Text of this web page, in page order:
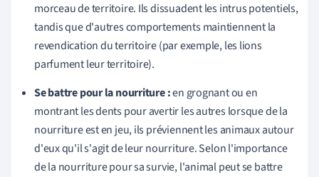
morceau de territoire. Ils dissuadent les intrus potentiels,
tandis que d'autres comportements maintiennent la
revendication du territoire (par exemple, les lions
parfument leur territoire).
Se battre pour la nourriture :en grognant ou en
montrant les dents pour avertir les autres lorsque de la
nourriture est en jeu, ils préviennent les animaux autour
d'eux qu'il s'agit de leur nourriture. Selon l'importance
de la nourriture pour sa survie, l'animal peut se battre